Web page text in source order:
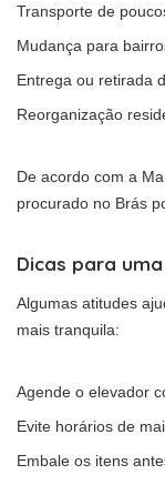
Transporte de
Mudança para
Entrega ou retirada
Reorganização
De acordo com a
procurado no Brás
Dicas para
Algumas atitudes
mais tranquila:
Agende o elevador
Evite horários de
Embale os itens